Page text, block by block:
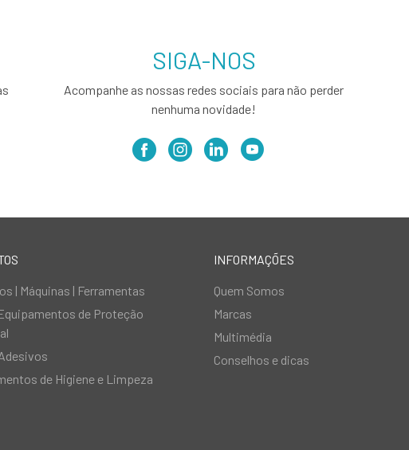
SIGA-NOS
Acompanhe as nossas redes sociais para não perder
nenhuma novidade!
| Máquinas | Ferramentas
de Proteção
de Higiene e Limpeza
INFORMAÇÕES
Quem Somos
Marcas
Multimédia
Conselhos e dicas